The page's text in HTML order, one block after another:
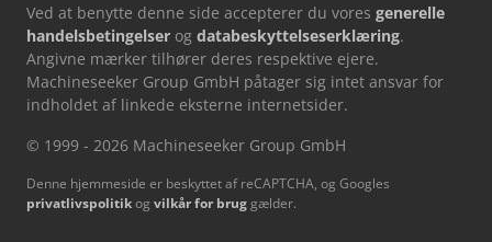
Ved at benytte denne side accepterer du vores generelle
handelsbetingelser og databeskyttelseserklæring.
Angivne mærker tilhører deres respektive ejere.
Machineseeker Group GmbH påtager sig intet ansvar for
indholdet af linkede eksterne internetsider.
© 1999 - 2026 Machineseeker Group GmbH
Denne hjemmeside er beskyttet af reCAPTCHA, og Googles
privatlivspolitikog vilkår for brug gælder.